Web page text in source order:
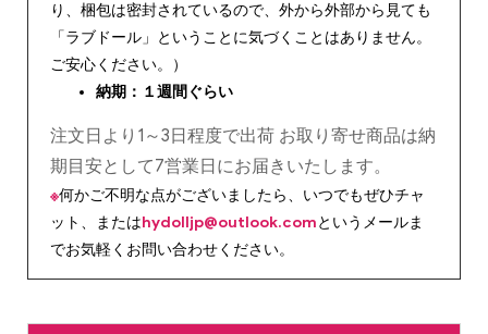
り、梱包は密封されているので、外から外部から見ても
「ラブドール」ということに気づくことはありません。
ご安心ください。）
納期：１週間ぐらい
注文日より1～3日程度で出荷 お取り寄せ商品は納
期目安として7営業日にお届きいたします。
※何かご不明な点がございましたら、いつでもぜひチャ
ット、またはhydolljp@outlook.comというメールま
でお気軽くお問い合わせください。